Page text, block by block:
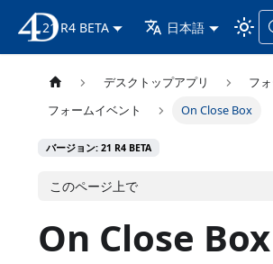
4D ドキュメンテーション
21 R4 BETA 日本語
デスクトップアプリ
フ
フォームイベント
On Close Box
バージョン: 21 R4 BETA
このページ上で
On Close Box